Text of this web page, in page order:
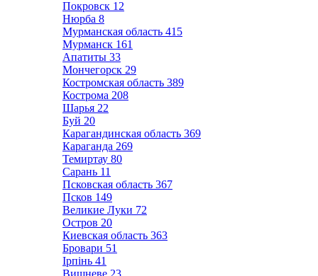
Покровск 12
Нюрба 8
Мурманская область 415
Мурманск 161
Апатиты 33
Мончегорск 29
Костромская область 389
Кострома 208
Шарья 22
Буй 20
Карагандинская область 369
Караганда 269
Темиртау 80
Сарань 11
Псковская область 367
Псков 149
Великие Луки 72
Остров 20
Киевская область 363
Бровари 51
Ірпінь 41
Вишневе 23